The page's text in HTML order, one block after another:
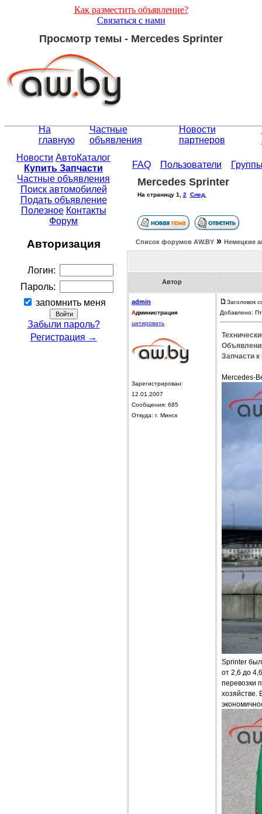
Как разместить объявление?
Связаться с нами
Просмотр темы - Mercedes Sprinter
На
главную
Частные
объявления
Новости
партнеров
Новости АвтоКаталог
Купить Запчасти
Частные объявления
Поиск автомобилей
Подать объявление
Полезное Контакты
Форум
Авторизация
Логин:
Пароль:
запомнить меня
Забыли пароль?
Регистрация →
FAQ Пользователи
Mercedes Sprinter
На страницу 1 2 След.
Список форумов АW.BY » Немецкие
Автор
admin
Администрация
цитировать
Зарегистрирован:
12.01.2007
Сообщения: 685
Откуда: г. Минск
Заголовок
Добавлено:
Запчасти
Mercedes-
Sprinter
от 2,6 до
перевозки
хозяйстве.